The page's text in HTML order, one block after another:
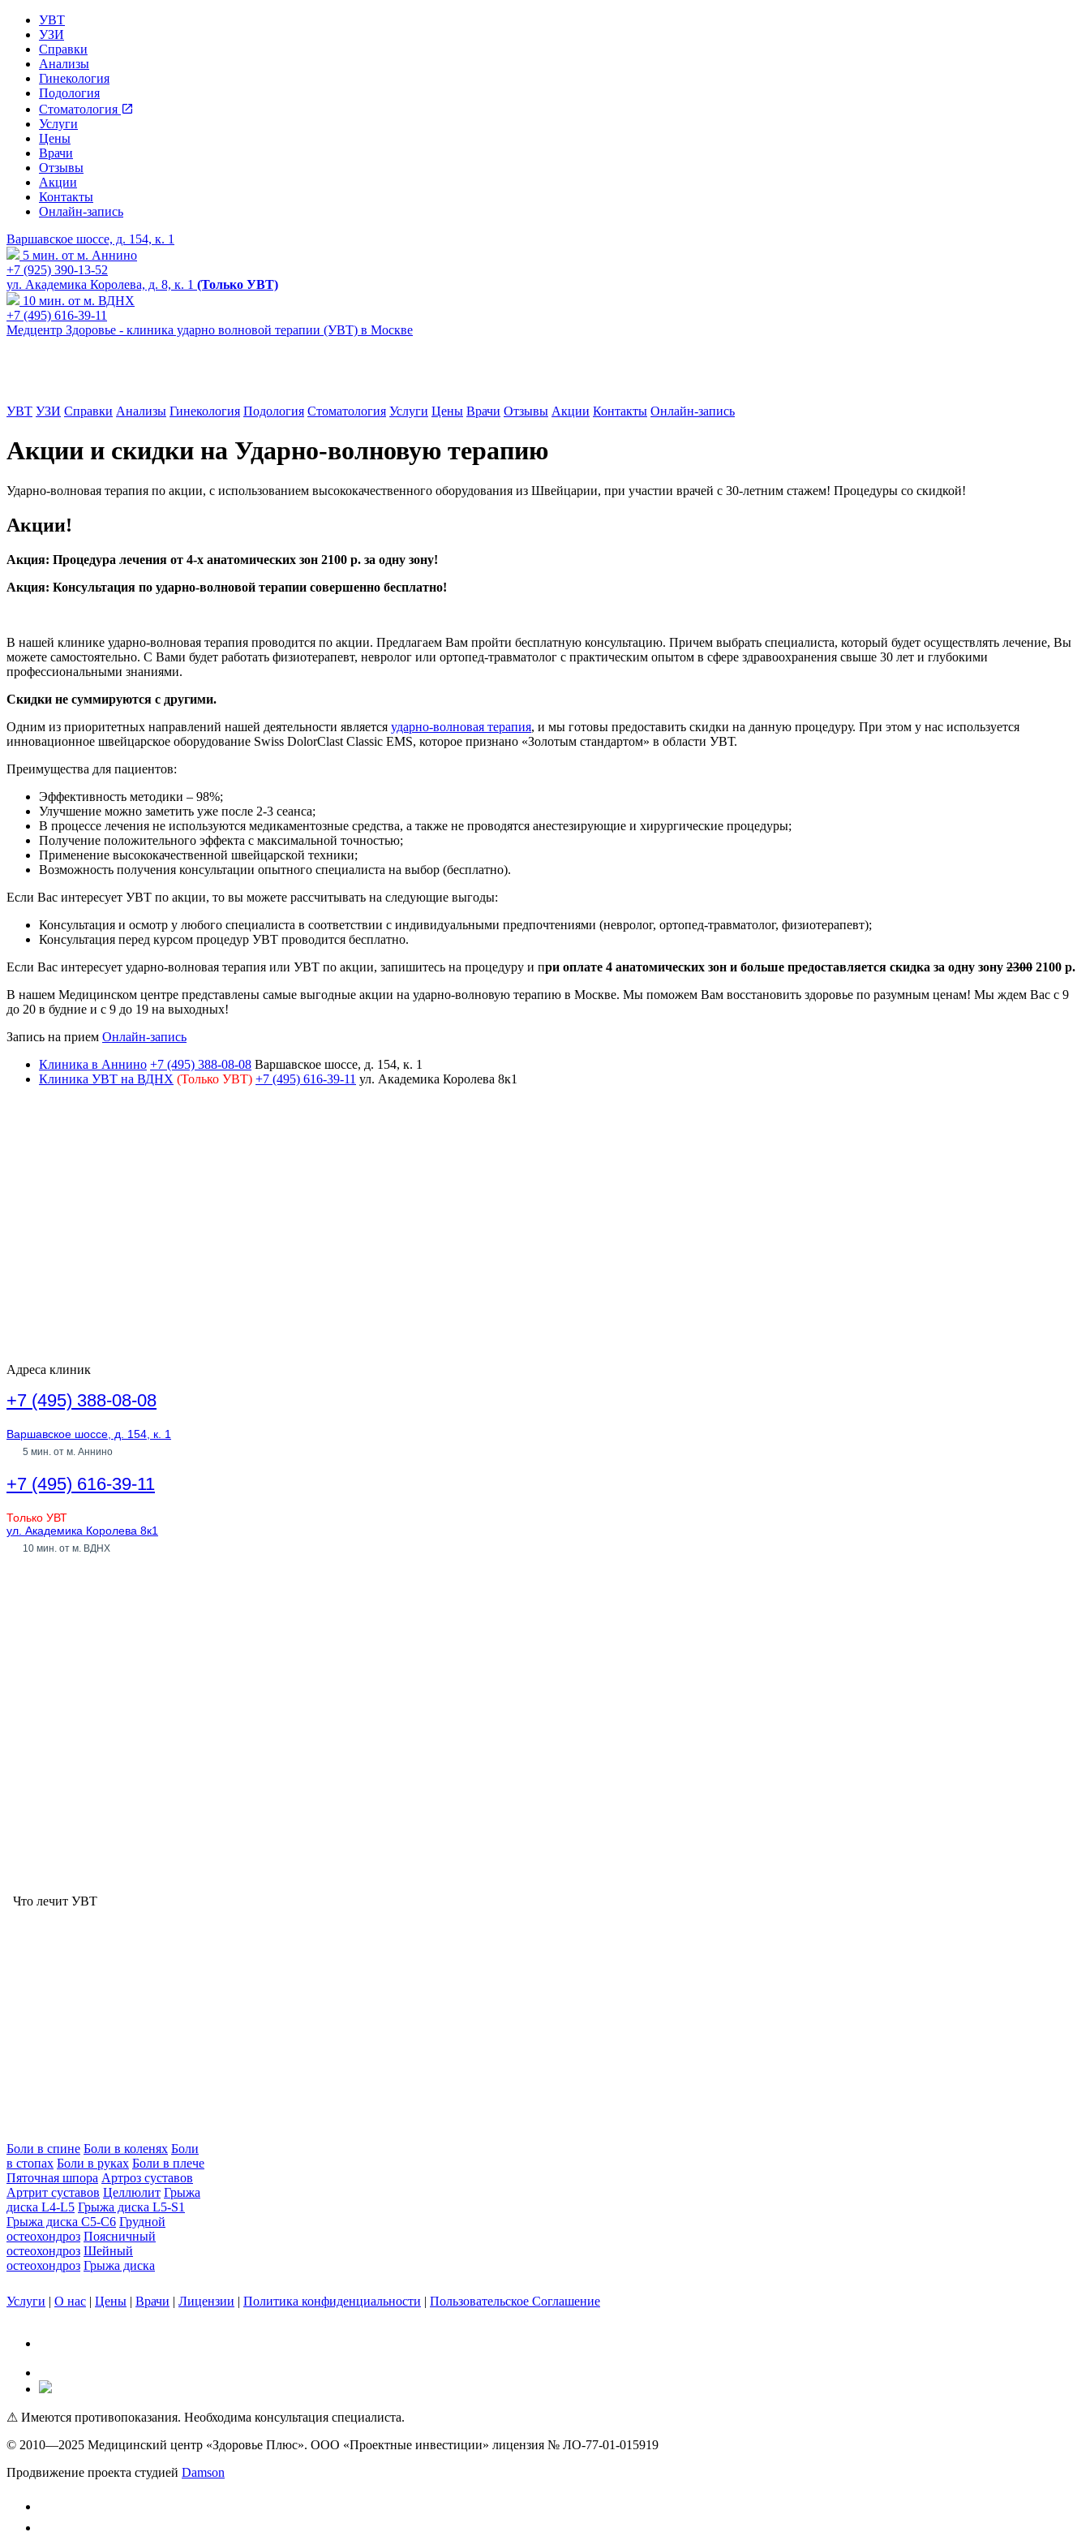
УВТ
УЗИ
Справки
Анализы
Гинекология
Подология
Стоматология
Услуги
Цены
Врачи
Отзывы
Акции
Контакты
Онлайн-запись
Варшавское шоссе, д. 154, к. 1
5 мин. от м. Аннино
+7 (925) 390-13-52
ул. Академика Королева, д. 8, к. 1 (Только УВТ)
10 мин. от м. ВДНХ
+7 (495) 616-39-11
Медцентр Здоровье - клиника ударно волновой терапии (УВТ) в Москве
УВТ УЗИ Справки Анализы Гинекология Подология Стоматология Услуги Цены Врачи Отзывы Акции Контакты Онлайн-запись
Акции и скидки на Ударно-волновую терапию
Ударно-волновая терапия по акции, с использованием высококачественного оборудования из Швейцарии, при участии врачей с 30-летним стажем! Процедуры со скидкой!
Акции!
Акция: Процедура лечения от 4-х анатомических зон 2100 р. за одну зону!
Акция: Консультация по ударно-волновой терапии совершенно бесплатно!
В нашей клинике ударно-волновая терапия проводится по акции. Предлагаем Вам пройти бесплатную консультацию. Причем выбрать специалиста, который будет осуществлять лечение, Вы
можете самостоятельно. С Вами будет работать физиотерапевт, невролог или ортопед-травматолог с практическим опытом в сфере здравоохранения свыше 30 лет и глубокими
профессиональными знаниями.
Скидки не суммируются с другими.
Одним из приоритетных направлений нашей деятельности является ударно-волновая терапия, и мы готовы предоставить скидки на данную процедуру. При этом у нас используется
инновационное швейцарское оборудование Swiss DolorClast Classic EMS, которое признано «Золотым стандартом» в области УВТ.
Преимущества для пациентов:
Эффективность методики – 98%;
Улучшение можно заметить уже после 2-3 сеанса;
В процессе лечения не используются медикаментозные средства, а также не проводятся анестезирующие и хирургические процедуры;
Получение положительного эффекта с максимальной точностью;
Применение высококачественной швейцарской техники;
Возможность получения консультации опытного специалиста на выбор (бесплатно).
Если Вас интересует УВТ по акции, то вы можете рассчитывать на следующие выгоды:
Консультация и осмотр у любого специалиста в соответствии с индивидуальными предпочтениями (невролог, ортопед-травматолог, физиотерапевт);
Консультация перед курсом процедур УВТ проводится бесплатно.
Если Вас интересует ударно-волновая терапия или УВТ по акции, запишитесь на процедуру и при оплате 4 анатомических зон и больше предоставляется скидка за одну зону 2300 2100 р.
В нашем Медицинском центре представлены самые выгодные акции на ударно-волновую терапию в Москве. Мы поможем Вам восстановить здоровье по разумным ценам! Мы ждем Вас с 9
до 20 в будние и с 9 до 19 на выходных!
Запись на прием Онлайн-запись
Клиника в Аннино +7 (495) 388-08-08 Варшавское шоссе, д. 154, к. 1
Клиника УВТ на ВДНХ (Только УВТ) +7 (495) 616-39-11 ул. Академика Королева 8к1
Адреса клиник
+7 (495) 388-08-08
Варшавское шоссе, д. 154, к. 1
5 мин. от м. Аннино
+7 (495) 616-39-11
Только УВТ
ул. Академика Королева 8к1
10 мин. от м. ВДНХ
Что лечит УВТ
Боли в спине Боли в коленях Боли
в стопах Боли в руках Боли в плече
Пяточная шпора Артроз суставов
Артрит суставов Целлюлит Грыжа
диска L4-L5 Грыжа диска L5-S1
Грыжа диска C5-C6 Грудной
остеохондроз Поясничный
остеохондроз Шейный
остеохондроз Грыжа диска
Услуги | О нас | Цены | Врачи | Лицензии | Политика конфиденциальности | Пользовательское Соглашение
⚠ Имеются противопоказания. Необходима консультация специалиста.
© 2010—2025 Медицинский центр «Здоровье Плюс». ООО «Проектные инвестиции» лицензия № ЛО-77-01-015919
Продвижение проекта студией Damson